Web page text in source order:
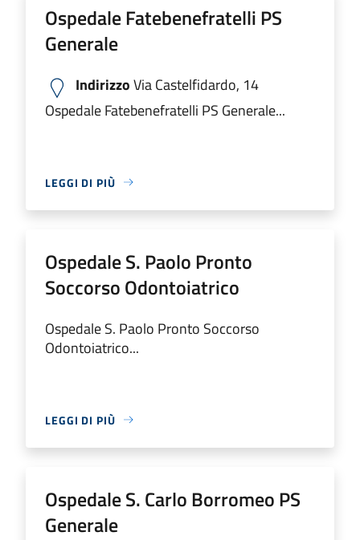
Ospedale Fatebenefratelli PS
Generale
IndirizzoVia Castelfidardo, 14
Ospedale Fatebenefratelli PS Generale...
LEGGI DI PIÙ
Ospedale S. Paolo Pronto
Soccorso Odontoiatrico
Ospedale S. Paolo Pronto Soccorso
Odontoiatrico...
LEGGI DI PIÙ
Ospedale S. Carlo Borromeo PS
Generale